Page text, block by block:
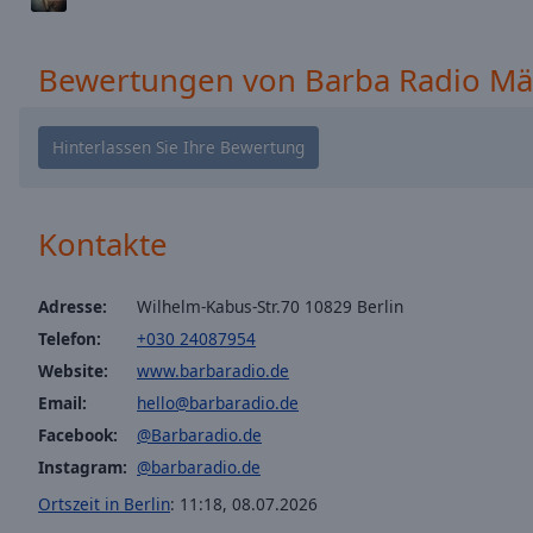
Color
Opacity
Background
Opacity
Caption
Area
Background
Bewertungen von Barba Radio
Kontakte
Adresse:
Wilhelm-Kabus-Str.70 10829 Berlin
Telefon:
+030 24087954
Website:
www.barbaradio.de
Email:
hello@barbaradio.de
Facebook:
@Barbaradio.de
Instagram: @barbaradio.de
Ortszeit in Berlin: 11:18, 08.07.2026